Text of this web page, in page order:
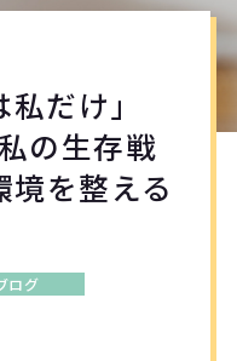
私だけ」
の生存戦
を整える
ログ